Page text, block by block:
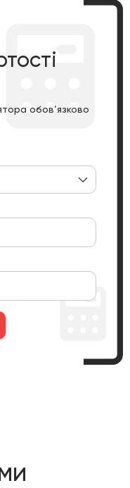
обов’язково